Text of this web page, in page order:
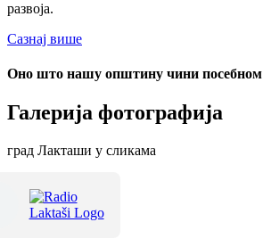
развоја.
Сазнај више
Оно што нашу општину чини посебном
Галерија фотографија
град Лакташи у сликама
Терме Лакташи